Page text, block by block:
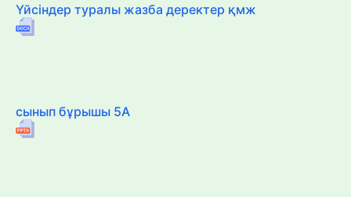
Үйсіндер туралы жазба деректер қмж
сынып бұрышы 5А